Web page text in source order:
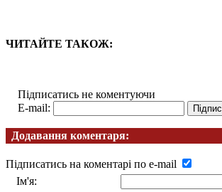
ЧИТАЙТЕ ТАКОЖ:
Підписатись не коментуючи
E-mail:
Додавання коментаря:
Підписатись на коментарі по e-mail
Ім'я: